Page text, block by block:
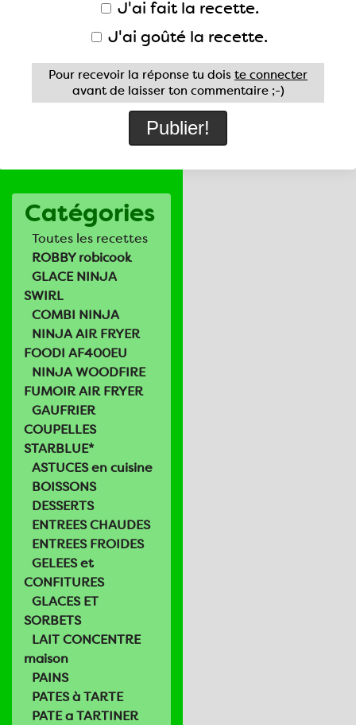
Catégories
Toutes les recettes
ROBBY robicook
GLACE NINJA
SWIRL
COMBI NINJA
NINJA AIR FRYER
FOODI AF400EU
NINJA WOODFIRE
FUMOIR AIR FRYER
GAUFRIER
COUPELLES
STARBLUE*
ASTUCES en cuisine
BOISSONS
DESSERTS
ENTREES CHAUDES
ENTREES FROIDES
GELEES et
CONFITURES
GLACES ET
SORBETS
LAIT CONCENTRE
maison
PAINS
PATES à TARTE
PATE a TARTINER
J'ai fait la recette.
J'ai goûté la recette.
Pour recevoir la réponse tu dois te connecter
avant de laisser ton commentaire ;-)